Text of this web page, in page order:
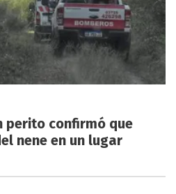
perito confirmó que
nene en un lugar